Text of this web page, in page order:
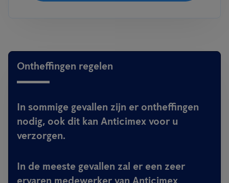
Ontheffingen regelen
In sommige gevallen zijn er ontheffingen
nodig, ook dit kan Anticimex voor u
verzorgen.
In de meeste gevallen zal er een zeer
ervaren medewerker van Anticimex